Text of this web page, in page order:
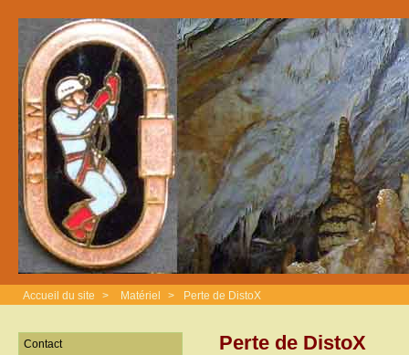
Accueil du site > Matériel > Perte de DistoX
Perte de DistoX
Contact